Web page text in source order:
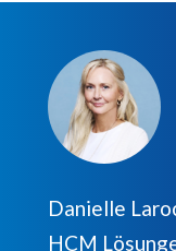
Danielle
HCM